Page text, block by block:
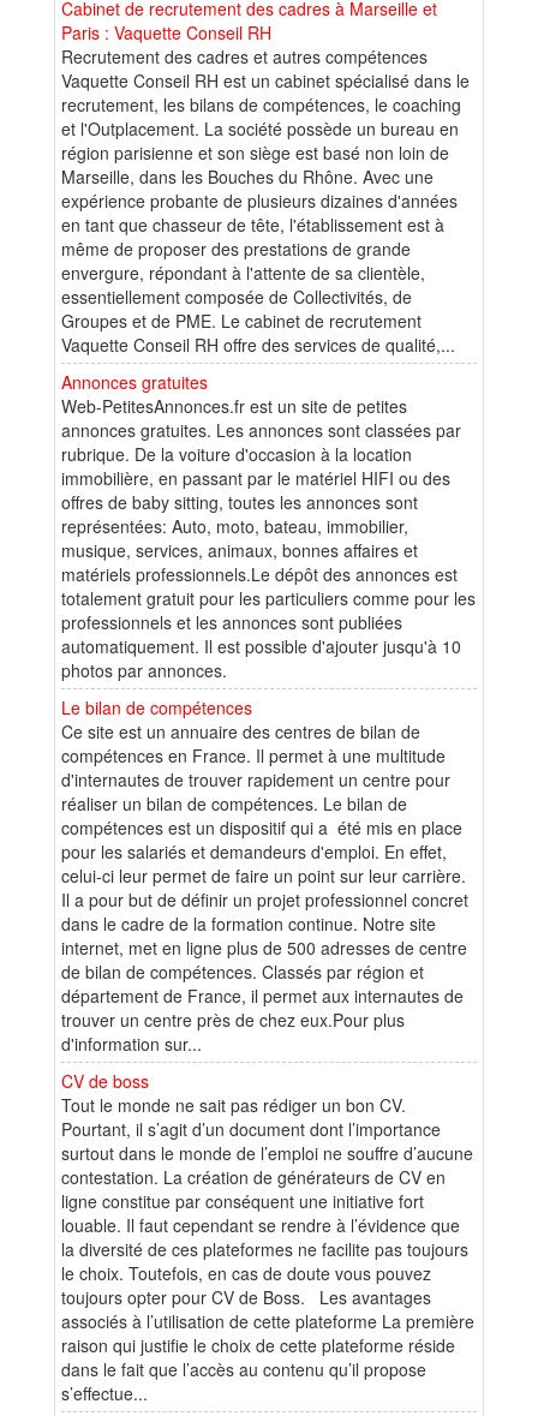
Cabinet de recrutement des cadres à Marseille et
Paris : Vaquette Conseil RH
Recrutement des cadres et autres compétences
Vaquette Conseil RH est un cabinet spécialisé dans le
recrutement, les bilans de compétences, le coaching
et l'Outplacement. La société possède un bureau en
région parisienne et son siège est basé non loin de
Marseille, dans les Bouches du Rhône. Avec une
expérience probante de plusieurs dizaines d'années
en tant que chasseur de tête, l'établissement est à
même de proposer des prestations de grande
envergure, répondant à l'attente de sa clientèle,
essentiellement composée de Collectivités, de
Groupes et de PME. Le cabinet de recrutement
Vaquette Conseil RH offre des services de qualité,...
Annonces gratuites
Web-PetitesAnnonces.fr est un site de petites
annonces gratuites. Les annonces sont classées par
rubrique. De la voiture d'occasion à la location
immobilière, en passant par le matériel HIFI ou des
offres de baby sitting, toutes les annonces sont
représentées: Auto, moto, bateau, immobilier,
musique, services, animaux, bonnes affaires et
matériels professionnels.Le dépôt des annonces est
totalement gratuit pour les particuliers comme pour les
professionnels et les annonces sont publiées
automatiquement. Il est possible d'ajouter jusqu'à 10
photos par annonces.
Le bilan de compétences
Ce site est un annuaire des centres de bilan de
compétences en France. Il permet à une multitude
d'internautes de trouver rapidement un centre pour
réaliser un bilan de compétences. Le bilan de
compétences est un dispositif qui a été mis en place
pour les salariés et demandeurs d'emploi. En effet,
celui-ci leur permet de faire un point sur leur carrière.
Il a pour but de définir un projet professionnel concret
dans le cadre de la formation continue. Notre site
internet, met en ligne plus de 500 adresses de centre
de bilan de compétences. Classés par région et
département de France, il permet aux internautes de
trouver un centre près de chez eux.Pour plus
d'information sur...
CV de boss
Tout le monde ne sait pas rédiger un bon CV.
Pourtant, il s’agit d’un document dont l’importance
surtout dans le monde de l’emploi ne souffre d’aucune
contestation. La création de générateurs de CV en
ligne constitue par conséquent une initiative fort
louable. Il faut cependant se rendre à l’évidence que
la diversité de ces plateformes ne facilite pas toujours
le choix. Toutefois, en cas de doute vous pouvez
toujours opter pour CV de Boss. Les avantages
associés à l’utilisation de cette plateforme La première
raison qui justifie le choix de cette plateforme réside
dans le fait que l’accès au contenu qu’il propose
s’effectue...